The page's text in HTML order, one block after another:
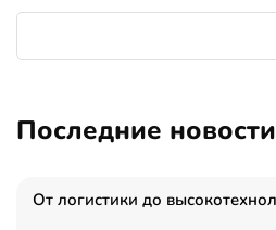
Последние новости